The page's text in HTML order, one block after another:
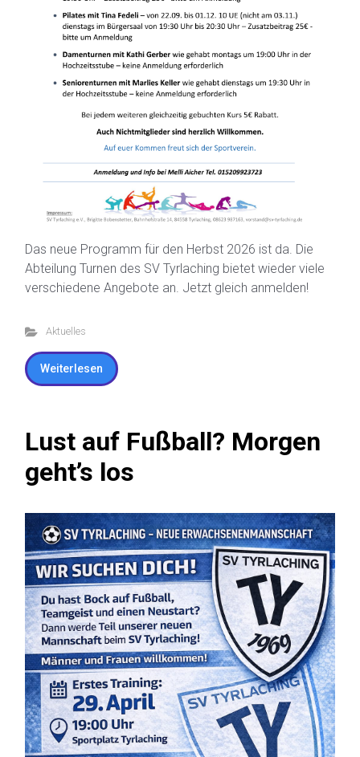
Das neue Programm für den Herbst 2026 ist da. Die
Abteilung Turnen des SV Tyrlaching bietet wieder viele
verschiedene Angebote an. Jetzt gleich anmelden!
Aktuelles
Weiterlesen
Lust auf Fußball? Morgen
geht’s los